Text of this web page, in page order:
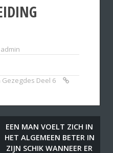
admin
Deel 6
EEN MAN VOELT ZICH IN
HET ALGEMEEN BETER IN
ZIJN SCHIK WANNEER ER